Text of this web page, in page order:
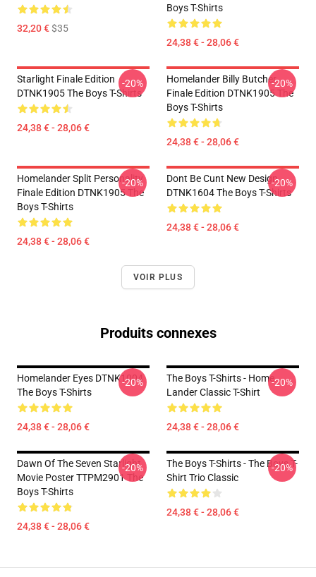
32,20 €$35
Boys T-Shirts
24,38 € - 28,06 €
Starlight Finale Edition
DTNK1905 The Boys T-Shirts
24,38 € - 28,06 €
-20%
Homelander Billy Butcher
Finale Edition DTNK1905 The
Boys T-Shirts
24,38 € - 28,06 €
-20%
Homelander Split Personality
Finale Edition DTNK1905 The
Boys T-Shirts
24,38 € - 28,06 €
-20%
Dont Be Cunt New Design
DTNK1604 The Boys T-Shirts
24,38 € - 28,06 €
-20%
VOIR PLUS
Produits connexes
Homelander Eyes DTNK1004
The Boys T-Shirts
24,38 € - 28,06 €
-20%
The Boys T-Shirts - Home
Lander Classic T-Shirt
24,38 € - 28,06 €
-20%
Dawn Of The Seven Starlight
Movie Poster TTPM2901 The
Boys T-Shirts
24,38 € - 28,06 €
-20%
The Boys T-Shirts - The Boys T-
Shirt Trio Classic
24,38 € - 28,06 €
-20%